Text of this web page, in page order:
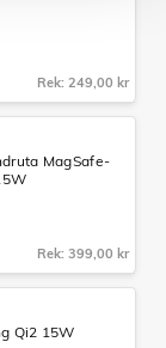
Rek: 249,00 kr
MagSafe-
Rek: 399,00 kr
Qi2 15W